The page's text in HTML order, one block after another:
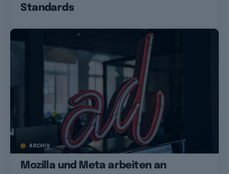
Standards
ARCHIV
Mozilla und Meta arbeiten an